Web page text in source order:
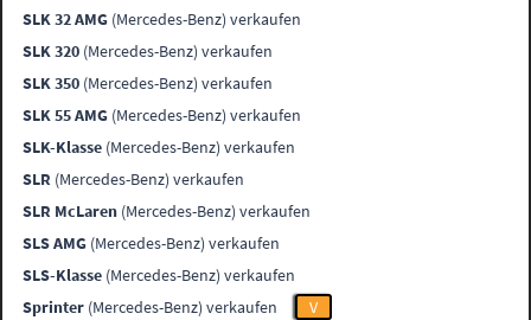
SLK 32 AMG (Mercedes-Benz) verkaufen
SLK 320 (Mercedes-Benz) verkaufen
SLK 350 (Mercedes-Benz) verkaufen
SLK 55 AMG (Mercedes-Benz) verkaufen
SLK-Klasse (Mercedes-Benz) verkaufen
SLR (Mercedes-Benz) verkaufen
SLR McLaren (Mercedes-Benz) verkaufen
SLS AMG (Mercedes-Benz) verkaufen
SLS-Klasse (Mercedes-Benz) verkaufen
Sprinter (Mercedes-Benz) verkaufen
V